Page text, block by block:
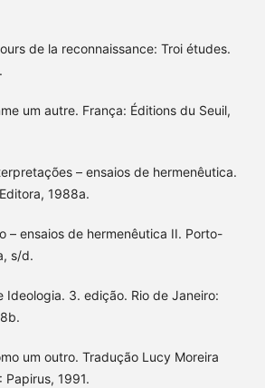
de la reconnaissance: Troi études.
um autre. França: Éditions du Seuil,
– ensaios de hermenêutica.
1988a.
– ensaios de hermenêutica II. Porto-
s/d.
e Ideologia. 3. edição. Rio de Janeiro:
um outro. Tradução Lucy Moreira
Papirus, 1991.